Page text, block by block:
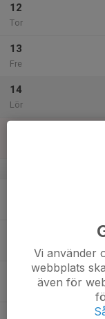
12
Tor
13
Fre
14
Lör
Vi använder
webbplats
även för